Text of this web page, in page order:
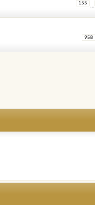
...
155
958